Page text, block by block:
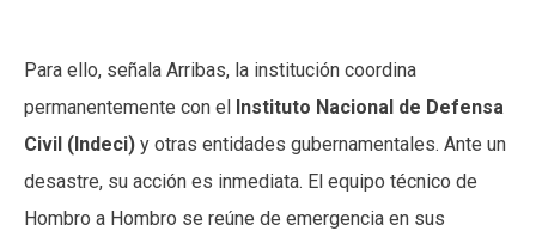
Para ello, señala Arribas, la institución coordina
permanentemente con el Instituto Nacional de Defensa
Civil (Indeci) y otras entidades gubernamentales. Ante un
desastre, su acción es inmediata. El equipo técnico de
Hombro a Hombro se reúne de emergencia en sus